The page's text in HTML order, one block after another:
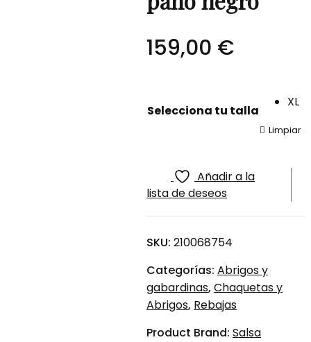
159,00 €
Selecciona tu talla
XL
Limpiar
Añadir a la
lista de deseos
SKU:210068754
Categorías:Abrigos y
gabardinas,Chaquetas y
Abrigos, Rebajas
Product Brand:Salsa